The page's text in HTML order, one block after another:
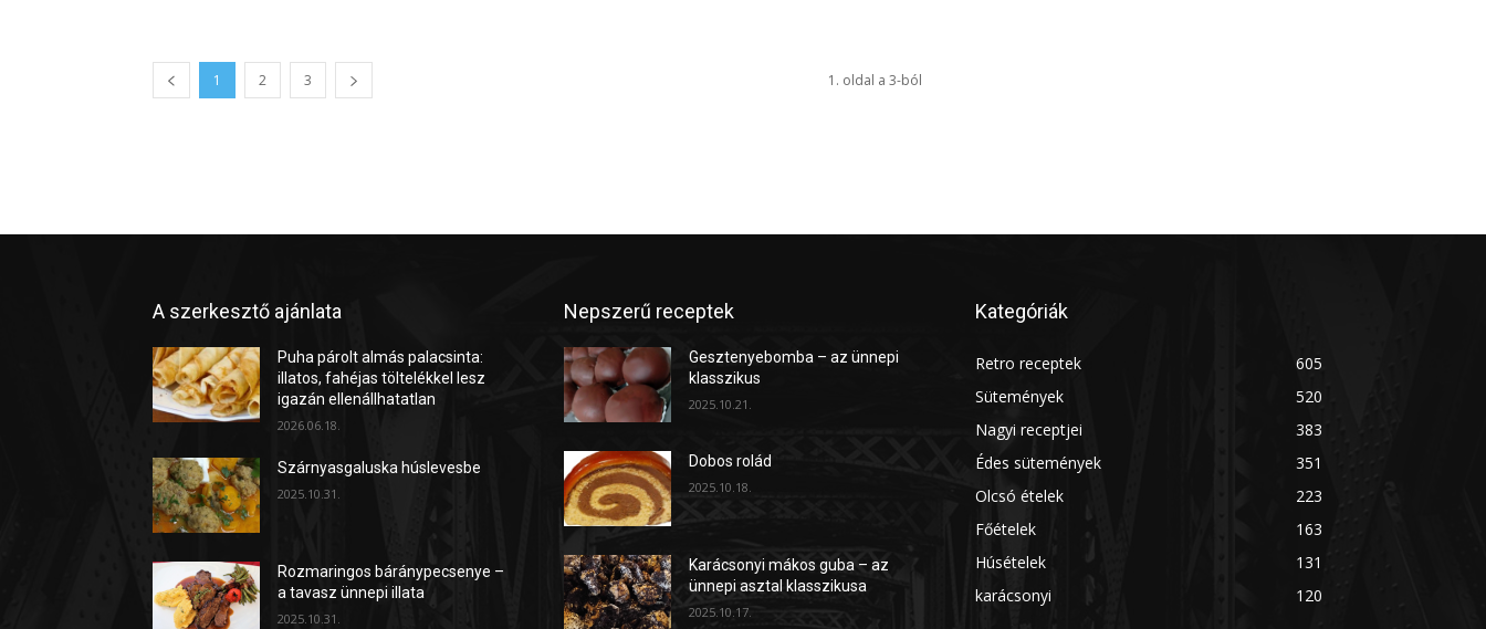
1 2 3 1. oldal a 3-ból
A szerkesztő ajánlata
Puha párolt almás palacsinta:
illatos, fahéjas töltelékkel lesz
igazán ellenállhatatlan
2026.06.18.
Szárnyasgaluska húslevesbe
2025.10.31.
Rozmaringos báránypecsenye –
a tavasz ünnepi illata
2025.10.31.
Nepszerű receptek
Gesztenyebomba – az ünnepi
klasszikus
2025.10.21.
Dobos rolád
2025.10.18.
Karácsonyi mákos guba – az
ünnepi asztal klasszikusa
2025.10.17.
Kategóriák
Retro receptek
605
Sütemények
520
Nagyi receptjei
383
Édes sütemények
351
Olcsó ételek
223
Főételek
163
Húsételek
131
karácsonyi
120